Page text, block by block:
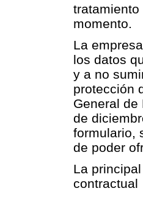
momento.
La
los datos
y a no
protección
General de
de
formulario,
de poder
La